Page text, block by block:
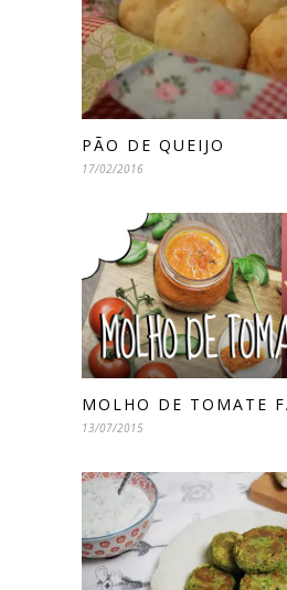
PÃO DE QUEIJO
17/02/2016
MOLHO DE TOMATE
13/07/2015